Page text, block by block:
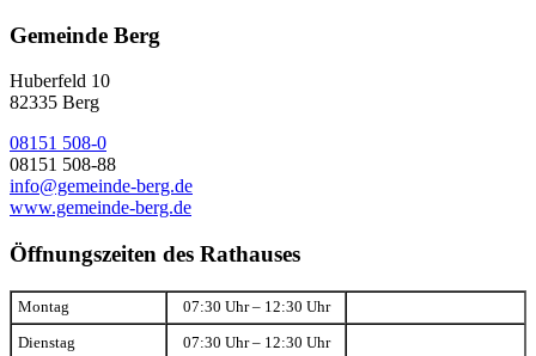
Gemeinde Berg
Huberfeld 10
82335 Berg
08151 508-0
08151 508-88
info@gemeinde-berg.de
www.gemeinde-berg.de
Öffnungszeiten des Rathauses
Montag 07:30 Uhr – 12:30 Uhr
Dienstag 07:30 Uhr – 12:30 Uhr